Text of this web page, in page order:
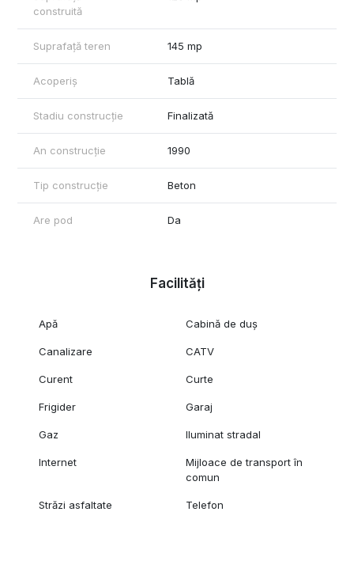
construită
Suprafață teren 145 mp
Acoperiș Tablă
Stadiu construcție Finalizată
An construcție 1990
Tip construcție Beton
Are pod Da
Facilități
Apă Cabină de duș
Canalizare CATV
Curent Curte
Frigider Garaj
Gaz Iluminat stradal
Internet
Mijloace de transport în
comun
Străzi asfaltate Telefon